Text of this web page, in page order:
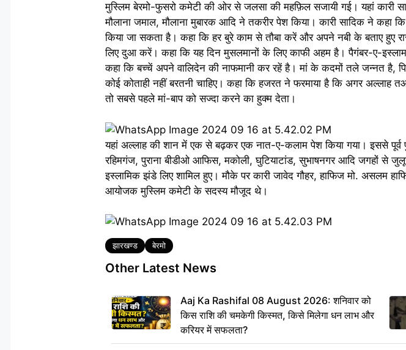
मुस्लिम बेरमो-फुसरो कमेटी की ओर से जलसा की महफ़िल सजायी गई। यहां कारी
मौलाना जमाल, मौलाना मुबारक आदि ने तकरीर पेश किया। कारी सादिक ने कहा
किया जा सकता है। कहा कि हर बुरे काम से तौबा करें और अपने नबी के बताए
लिए दुआ करें। कहा कि यह दिन मुसलमानों के लिए काफी अहम है। पैगंबर-ए-इस्लाम
कहा कि बच्चें अपने वालिदेन की नाफमानी कर रहें है। मां के कदमों तले जन्नत है,
कोई कोताही नहीं बरतनी चाहिए। कहा कि हजरत ने फरमाया है कि अगर अल्लाह
तो सबसे पहले मां-बाप को सज्दा करने का हुक्म देता।
यहां अल्लाह की शान में एक से बढ़कर एक नात-ए-कलाम पेश किया गया। इससे पूर्व
रहिमगंज, पुराना बीडीओ आफिस, मकोली, घुटियाटांड, सुभाषनगर आदि जगहों से
इस्लामिक झंडे लिए शामिल हुए। मौके पर कारी जावेद गौहर, हाफिज मो. असलम
आयोजक मुस्लिम कमेटी के सदस्य मौजूद थे।
Tags
झारखण्ड बेरमो
Other Latest News
Aaj Ka Rashifal 08 August 2026: शनिवार को
किस राशि की चमकेगी किस्मत, किसे मिलेगा धन लाभ और
करियर में सफलता?